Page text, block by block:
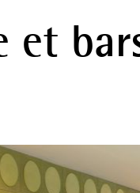
et